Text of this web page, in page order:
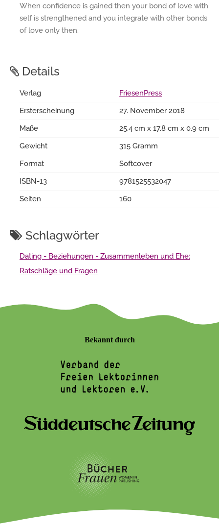
When confidence is gained then your bond of love with
self is strengthened and you integrate with other bonds
of love only then.
Details
Verlag
FriesenPress
Ersterscheinung
27. November 2018
Maße
25.4 cm x 17.8 cm x 0.9 cm
Gewicht
315 Gramm
Format
Softcover
ISBN-13
9781525532047
Seiten
160
Schlagwörter
Dating - Beziehungen - Zusammenleben und Ehe:
Ratschläge und Fragen
Bekannt durch